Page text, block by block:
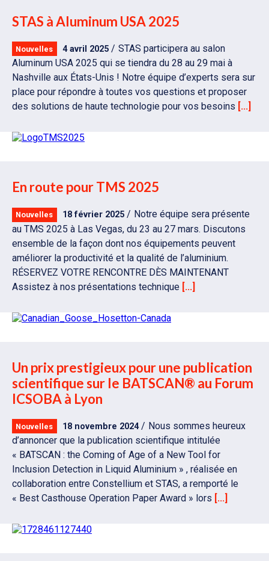
STAS à Aluminum USA 2025
Nouvelles 4 avril 2025
STAS participera au salon
Aluminum USA 2025 qui se tiendra du 28 au 29 mai à
Nashville aux États-Unis ! Notre équipe d’experts sera sur
place pour répondre à toutes vos questions et proposer
des solutions de haute technologie pour vos besoins [...]
En route pour TMS 2025
Nouvelles 18 février 2025
Notre équipe sera présente
au TMS 2025 à Las Vegas, du 23 au 27 mars. Discutons
ensemble de la façon dont nos équipements peuvent
améliorer la productivité et la qualité de l’aluminium.
RÉSERVEZ VOTRE RENCONTRE DÈS MAINTENANT
Assistez à nos présentations technique [...]
Un prix prestigieux pour une publication
scientifique sur le BATSCAN® au Forum
ICSOBA à Lyon
Nouvelles 18 novembre 2024
Nous sommes heureux
d’annoncer que la publication scientifique intitulée
« BATSCAN : the Coming of Age of a New Tool for
Inclusion Detection in Liquid Aluminium » , réalisée en
collaboration entre Constellium et STAS, a remporté le
« Best Casthouse Operation Paper Award » lors [...]